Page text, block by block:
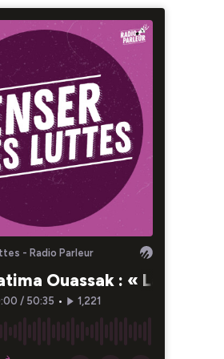
- Radio Parleur
Ouassak : « La
/ 50:35 • 1,221